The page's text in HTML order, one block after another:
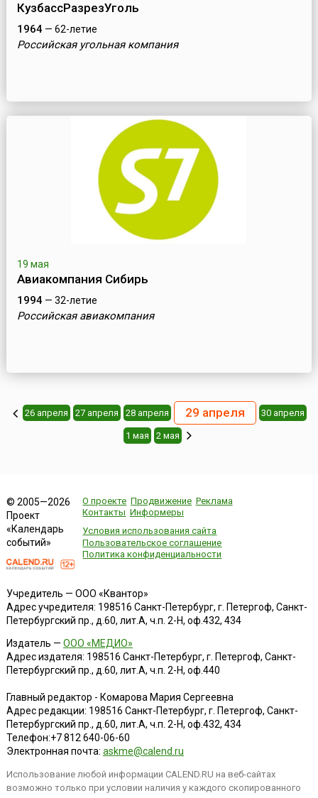
КузбассРазрезУголь
1964— 62-летие
Российская угольная компания
19 мая
Авиакомпания Сибирь
1994— 32-летие
Российская авиакомпания
26 апреля 27 апреля 28 апреля 29 апреля 30 апреля
1 мая 2 мая
© 2005—2026
Проект
«Календарь
событий»
О проекте Продвижение Реклама
Контакты Информеры
Условия использования сайта
Пользовательское соглашение
Политика конфиденциальности
Учредитель — ООО «Квантор»
Адрес учредителя: 198516 Санкт-Петербург, г. Петергоф, Санкт-
Петербургский пр., д.60, лит.А, ч.п. 2-Н, оф.432, 434
Издатель — ООО «МЕДИО»
Адрес издателя: 198516 Санкт-Петербург, г. Петергоф, Санкт-
Петербургский пр., д.60, лит.А, ч.п. 2-Н, оф.440
Главный редактор - Комарова Мария Сергеевна
Адрес редакции: 198516 Санкт-Петербург, г. Петергоф, Санкт-
Петербургский пр., д.60, лит.А, ч.п. 2-Н, оф.432, 434
Телефон:+7 812 640-06-60
Электронная почта: askme@calend.ru
Использование любой информации CALEND.RU на веб-сайтах
возможно только при условии наличия у каждого скопированного